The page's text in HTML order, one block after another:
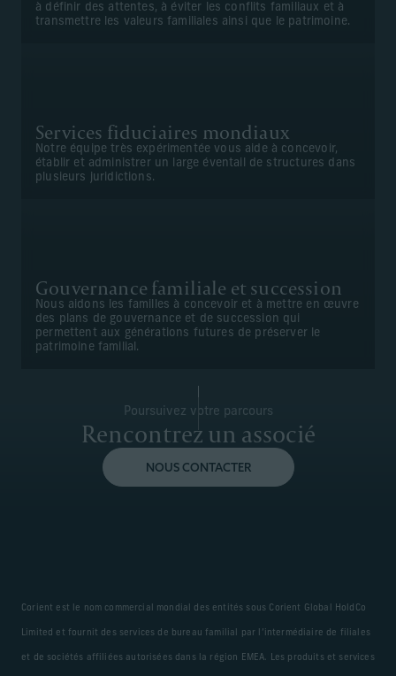
à définir des attentes, à éviter les conflits familiaux et à
transmettre les valeurs familiales ainsi que le patrimoine.
Services fiduciaires mondiaux
Notre équipe très expérimentée vous aide à concevoir,
établir et administrer un large éventail de structures dans
plusieurs juridictions.
Gouvernance familiale et succession
Nous aidons les familles à concevoir et à mettre en œuvre
des plans de gouvernance et de succession qui
permettent aux générations futures de préserver le
patrimoine familial.
Poursuivez votre parcours
Rencontrez un associé
NOUS CONTACTER
Corient est le nom commercial mondial des entités sous Corient Global HoldCo
Limited et fournit des services de bureau familial par l’intermédiaire de filiales
et de sociétés affiliées autorisées dans la région EMEA. Les produits et services